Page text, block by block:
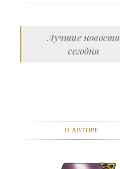
ОТКРЫТКИ
ЛЮДИ
Лучшие новости
сегодня
О АВТОРЕ